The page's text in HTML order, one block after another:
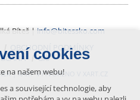
Bíteš | info@bitessko.com
OBCHODNÍ PODMÍNKY
GIS
VYTVOŘENO V XART.CZ
cookies
na našem webu!
a související technologie, aby